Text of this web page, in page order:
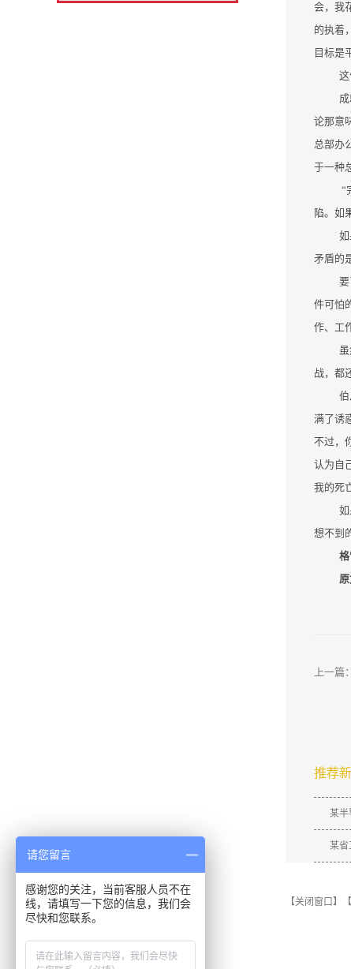
会，我
的执着
目标是
论那意
总部办
于一种
“
陷。如
矛盾的
件可怕
作、工
战，都
伯
满了诱
不过，
认为自
我的死
想不到
原
上一篇：
推荐
某半
某省
【关闭窗口】
请您留言
感谢您的关注，当前客服人员不在
线，请填写一下您的信息，我们会
尽快和您联系。